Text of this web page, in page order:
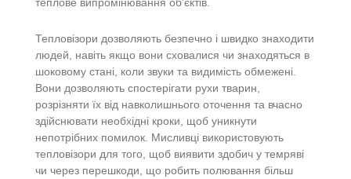
Тепловізори дозволяють безпечно і швидко знаходити
людей, навіть якщо вони сховалися чи знаходяться в
шоковому стані, коли звуки та видимість обмежені.
Вони дозволяють спостерігати рухи тварин,
розрізняти їх від навколишнього оточення та вчасно
здійснювати необхідні кроки, щоб уникнути
непотрібних помилок. Мисливці використовують
тепловізори для того, щоб виявити здобич у темряві
чи через перешкоди, що робить полювання більш